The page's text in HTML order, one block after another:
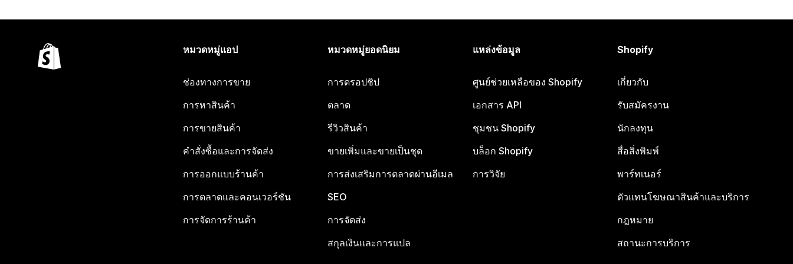
หมวดหมู่แอป
ช่องทางการขาย
การหาสินค้า
การขายสินค้า
คำสั่งซื้อและการจัดส่ง
การออกแบบร้านค้า
การตลาดและคอนเวอร์ชัน
การจัดการร้านค้า
หมวดหมู่ยอดนิยม
การดรอปชิป
ตลาด
รีวิวสินค้า
ขายเพิ่มและขายเป็นชุด
การส่งเสริมการตลาดผ่านอีเมล
SEO
การจัดส่ง
สกุลเงินและการแปล
แหล่งข้อมูล
ศูนย์ช่วยเหลือของ Shopify
เอกสาร API
ชุมชน Shopify
บล็อก Shopify
การวิจัย
Shopify
เกี่ยวกับ
รับสมัครงาน
นักลงทุน
สื่อสิ่งพิมพ์
พาร์ทเนอร์
ตัวแทนโฆษณาสินค้าและบริการ
กฎหมาย
สถานะการบริการ